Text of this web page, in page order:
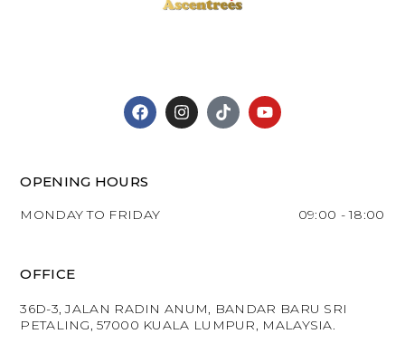
OPENING HOURS
MONDAY TO FRIDAY 09:00 - 18:00
OFFICE
36D-3, JALAN RADIN ANUM, BANDAR BARU SRI
PETALING, 57000 KUALA LUMPUR, MALAYSIA.